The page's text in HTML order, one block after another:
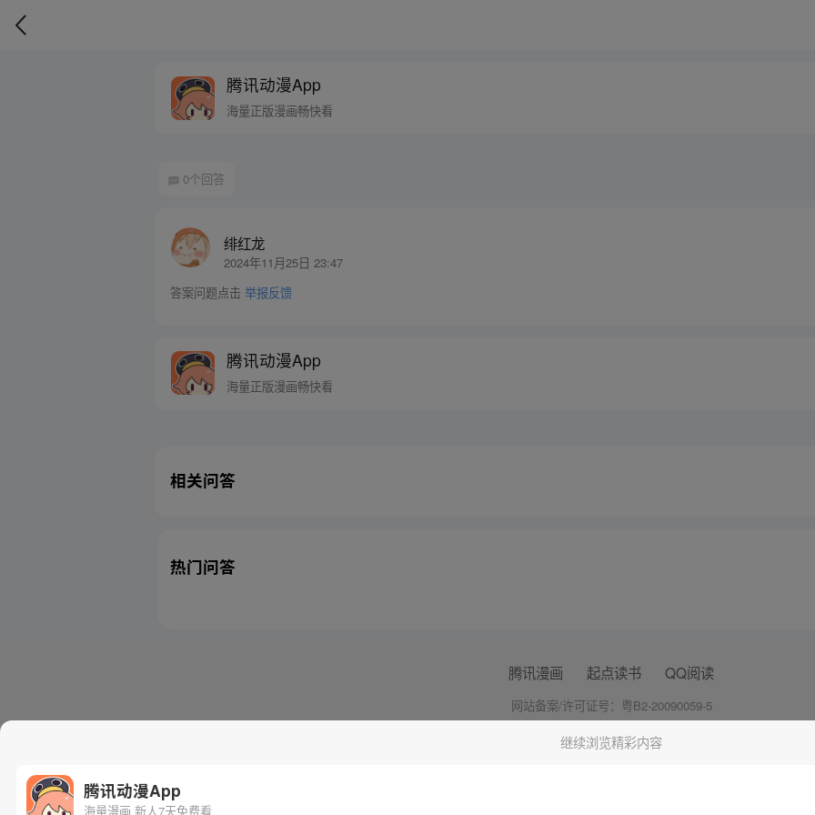
腾讯动漫App
海量正版漫画畅快看
0个回答
绯红龙
2024年11月25日 23:47
答案问题点击举报反馈
腾讯动漫App
海量正版漫画畅快看
相关问答
热门问答
继续浏览精彩内容
腾讯动漫App
海量漫画 新人7天免费看
腾讯漫画 起点读书 QQ阅读
网站备案/许可证号：粤B2-20090059-5